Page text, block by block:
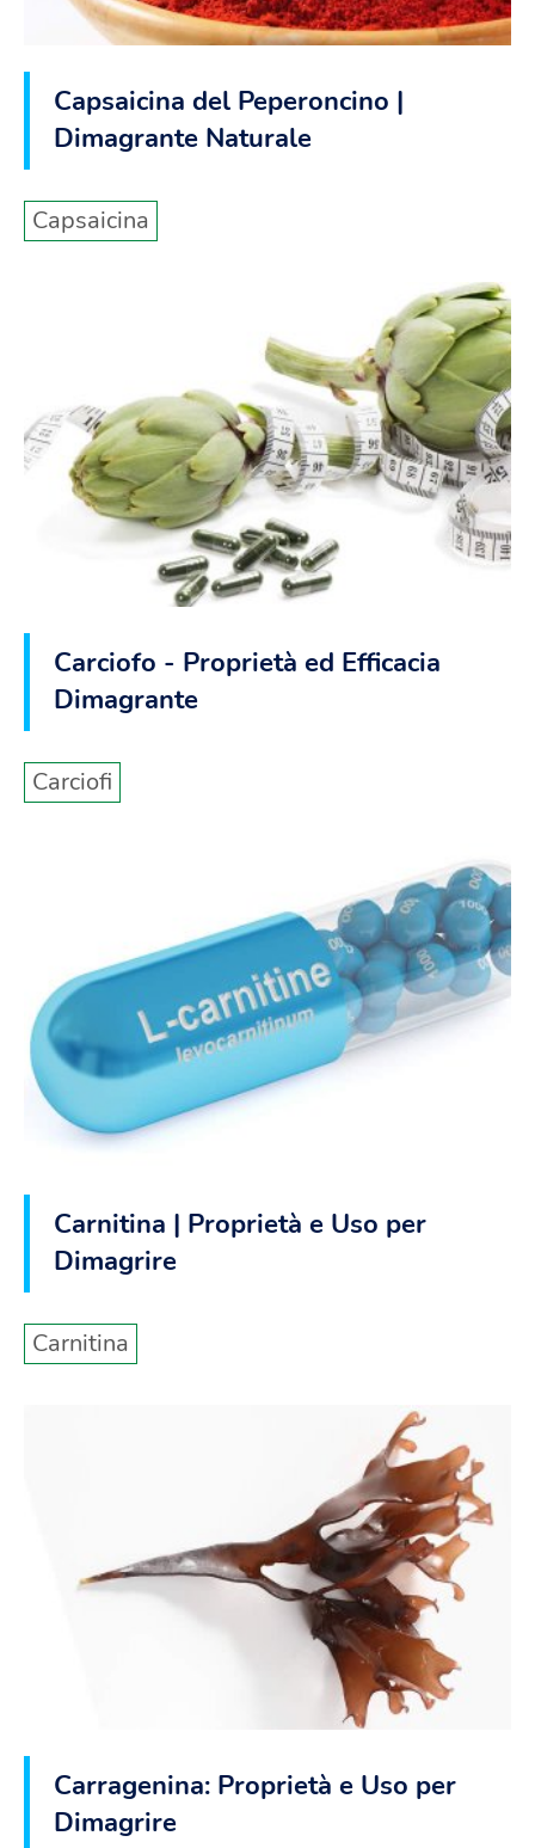
Capsaicina del Peperoncino |
Dimagrante Naturale
Capsaicina
Carciofo - Proprietà ed Efficacia
Dimagrante
Carciofi
Carnitina | Proprietà e Uso per
Dimagrire
Carnitina
Carragenina: Proprietà e Uso per
Dimagrire